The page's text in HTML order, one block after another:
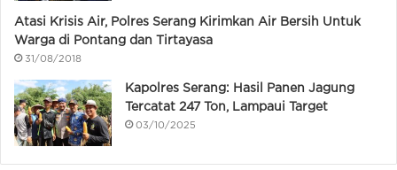
Atasi Krisis Air, Polres Serang Kirimkan Air Bersih Untuk
Warga di Pontang dan Tirtayasa
31/08/2018
Kapolres Serang: Hasil Panen Jagung
Tercatat 247 Ton, Lampaui Target
03/10/2025